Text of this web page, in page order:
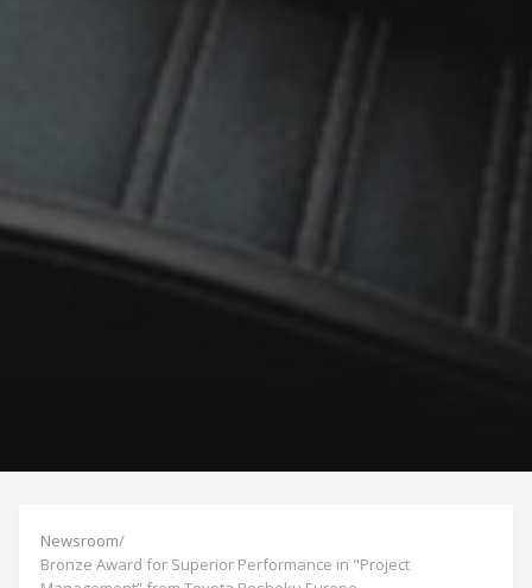
Newsroom/
Bronze Award for Superior Performance in "Project